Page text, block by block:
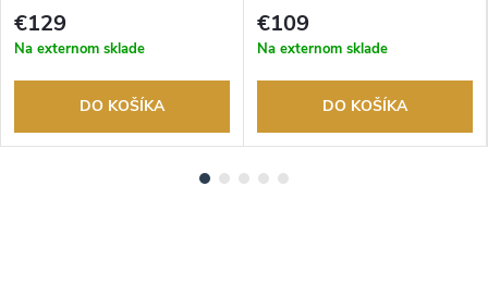
tovaru. Autorizovaný predajca.
€129
Na externom sklade
DO KOŠÍKA
tovaru. Autorizovaný predajca.
€109
Na externom sklade
DO KOŠÍKA